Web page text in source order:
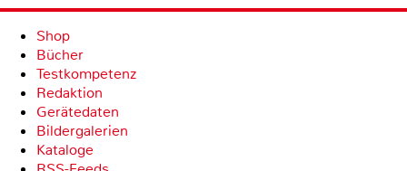
Shop
Bücher
Testkompetenz
Redaktion
Gerätedaten
Bildergalerien
Kataloge